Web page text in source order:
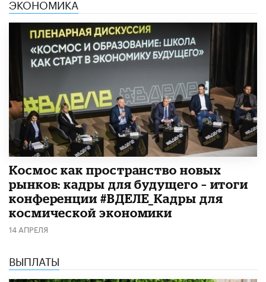
ЭКОНОМИКА
Космос как пространство новых
рынков: кадры для будущего – итоги
конференции #ВДЕЛЕ_Кадры для
космической экономики
14 АПРЕЛЯ
ВЫПЛАТЫ